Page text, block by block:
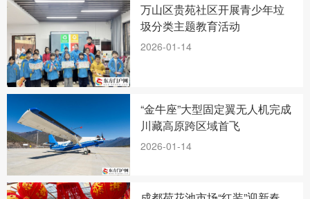
万山区贵苑社区开展青少年垃
圾分类主题教育活动
2026-01-14
“金牛座”大型固定翼无人机完成
川藏高原跨区域首飞
2026-01-14